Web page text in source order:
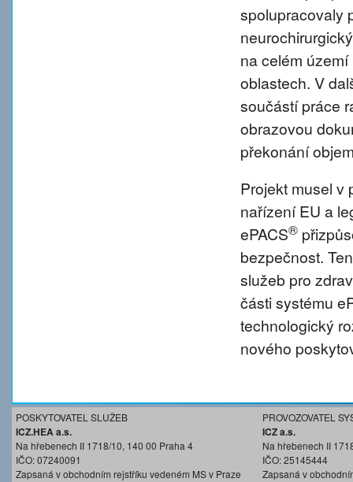
spolupracovaly
na celém
oblastech. V
součástí práce
obrazovou
překonání
Projekt musel v
nařízení EU a
ePACS®
bezpečnost.
služeb pro
části systému
technologický
nového
POSKYTOVATEL SLUŽEB
ICZ.HEA a.s.
Na hřebenech II 1718/10, 140 00 Praha 4
IČO: 07240091
Zapsaná v obchodním rejstříku vedeném MS v Praze
PROVOZOVATEL
ICZ a.s.
Na hřebenech II
IČO: 25145444
Zapsaná v